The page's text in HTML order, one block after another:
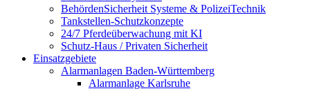
BehördenSicherheit Systeme & PolizeiTechnik
Tankstellen-Schutzkonzepte​
24/7 Pferdeüberwachung mit KI
Schutz-Haus / Privaten Sicherheit
Einsatzgebiete
Alarmanlagen Baden-Württemberg
Alarmanlage Karlsruhe